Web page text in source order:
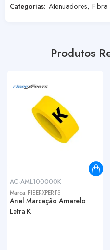
Categorias: Atenuadores, Fibra
Produtos
AC-AML100000K
Marca: FIBERXPERTS
Anel Marcação Amarelo
Letra K